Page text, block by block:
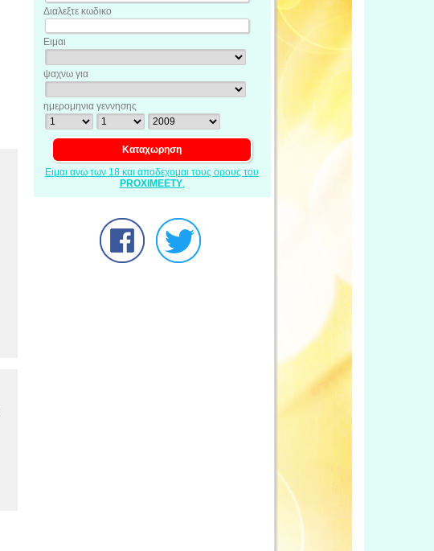
Διαλεξτε κωδικο
Ειμαι
ψαχνω για
ημερομηνια γεννησης
Ειμαι ανω των 18 και αποδεχομαι τους ορους του
PROXIMEETY.